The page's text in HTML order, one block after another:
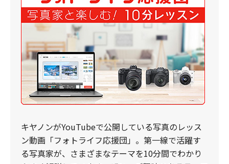
キヤノンがYouTubeで公開している写真のレッス
ン動画「フォトライフ応援団」。第一線で活躍す
る写真家が、さまざまなテーマを10分間でわかり